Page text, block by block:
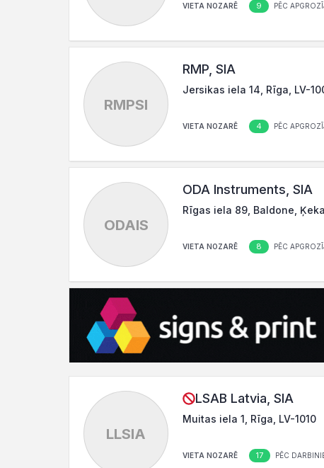
VIETA NOZARĒ 9 PĒC
RMPSI
RMP, SIA
Jersikas iela 14, Rīga, LV-
VIETA NOZARĒ 4 PĒC
ODAIS
ODA Instruments, SIA
Rīgas iela 89, Baldone,
VIETA NOZARĒ 8 PĒC
LLSIA
LSAB Latvia, SIA
Muitas iela 1, Rīga, LV-1010
VIETA NOZARĒ 17 PĒC